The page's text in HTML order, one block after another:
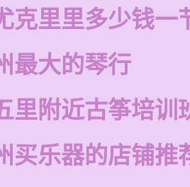
克里里多少钱一
最大的琴行
里附近古筝培训
买乐器的店铺推